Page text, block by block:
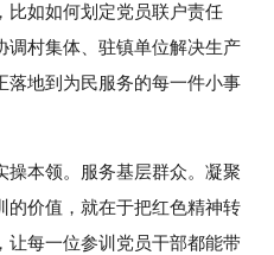
比如如何划定党员联户责任
调村集体、驻镇单位解决生产
落地到为民服务的每一件小事
本领。服务基层群众。凝聚
的价值，就在于把红色精神转
让每一位参训党员干部都能带